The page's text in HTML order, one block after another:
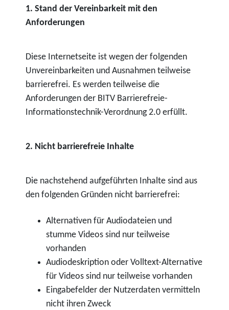
1. Stand der Vereinbarkeit mit den
Anforderungen
Diese Internetseite ist wegen der folgenden
Unvereinbarkeiten und Ausnahmen teilweise
barrierefrei. Es werden teilweise die
Anforderungen der BITV Barrierefreie-
Informationstechnik-Verordnung 2.0 erfüllt.
2. Nicht barrierefreie Inhalte
Die nachstehend aufgeführten Inhalte sind aus
den folgenden Gründen nicht barrierefrei:
Alternativen für Audiodateien und
stumme Videos sind nur teilweise
vorhanden
Audiodeskription oder Volltext-Alternative
für Videos sind nur teilweise vorhanden
Eingabefelder der Nutzerdaten vermitteln
nicht ihren Zweck